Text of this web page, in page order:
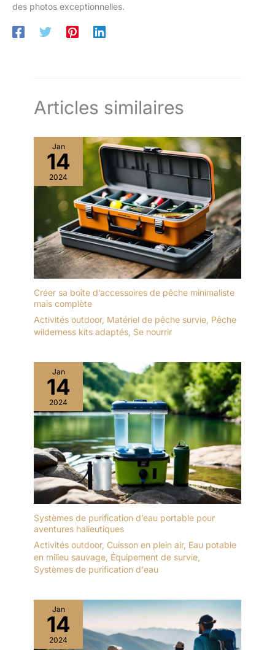
des photos exceptionnelles.
Articles similaires
Jan
14
2024
Créer sa boîte d’accessoires de pêche minimaliste
mais complète
Activités outdoor, Matériel de pêche survie, Pêche
wilderness kits adaptés, Se nourrir
Jan
14
2024
Systèmes de purification d’eau portable pour
aventures halieutiques
Activités outdoor, Cuisson en plein air, Eau potable
en milieu sauvage, Équipement de survie,
Systèmes de purification d'eau
Jan
14
2024